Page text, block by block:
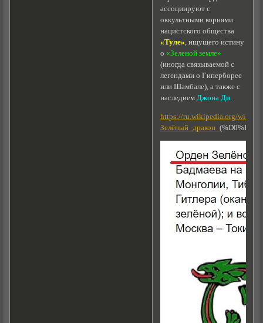
ассоциируют с
оккультными корнями
нацистского общества
«Туле», ищущего истину
о «Зеленой земле»
(иногда связываемой с
легендами о Гиперборее
или Шамбале), а также с
наследием Джона Ди.
https://ru.wikipedia.org/wiki/
Зелёный_дракон_